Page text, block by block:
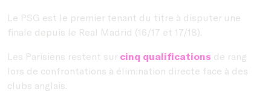
Le PSG est le premier tenant du titre à disputer une
finale depuis le Real Madrid (16/17 et 17/18).
Les Parisiens restent sur cinq qualifications de rang
lors de confrontations à élimination directe face à des
clubs anglais.